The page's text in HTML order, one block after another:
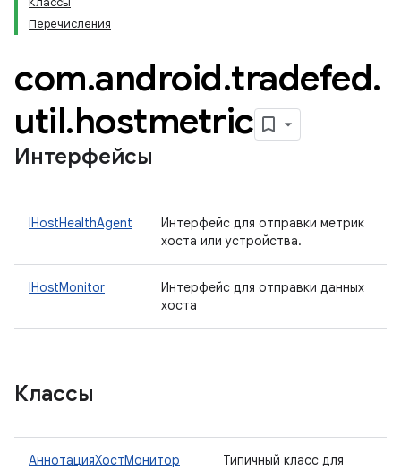
Перечисления
com.android.tradefed.
util.hostmetric
Интерфейсы
IHostHealthAgent
Интерфейс для отправки метрик
хоста или устройства.
IHostMonitor
Интерфейс для отправки данных
хоста
Классы
АннотацияХостМонитор
Типичный класс для